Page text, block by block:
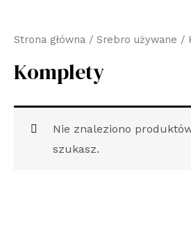
Strona główna / Srebro używane /
Komplety
Nie znaleziono
szukasz.